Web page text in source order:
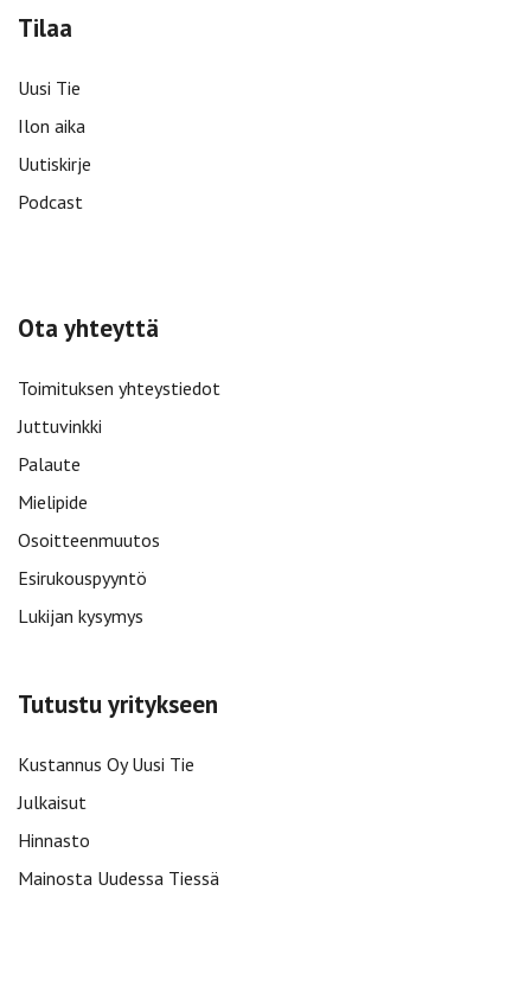
Tilaa
Uusi Tie
Ilon aika
Uutiskirje
Podcast
Ota yhteyttä
Toimituksen yhteystiedot
Juttuvinkki
Palaute
Mielipide
Osoitteenmuutos
Esirukouspyyntö
Lukijan kysymys
Tutustu yritykseen
Kustannus Oy Uusi Tie
Julkaisut
Hinnasto
Mainosta Uudessa Tiessä